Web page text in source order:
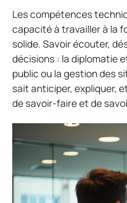
Les compétences
capacité à travailler à la
solide. Savoir écouter,
décisions : la diplomatie
public ou la gestion des
sait anticiper, expliquer,
de savoir-faire et de